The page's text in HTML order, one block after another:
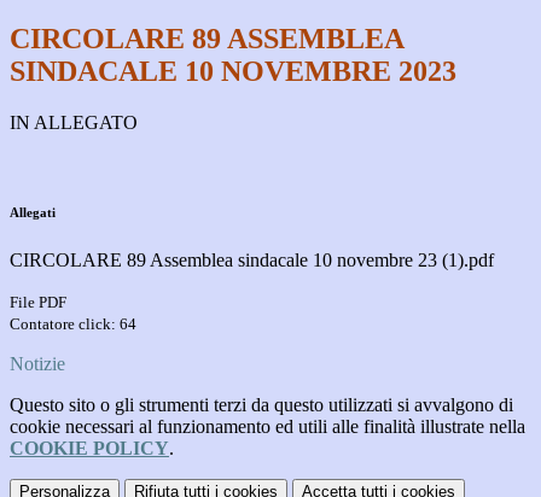
CIRCOLARE 89 ASSEMBLEA
SINDACALE 10 NOVEMBRE 2023
IN ALLEGATO
Allegati
CIRCOLARE 89 Assemblea sindacale 10 novembre 23 (1).pdf
File PDF
Contatore click: 64
Notizie
Questo sito o gli strumenti terzi da questo utilizzati si avvalgono di
cookie necessari al funzionamento ed utili alle finalità illustrate nella
COOKIE POLICY.
Personalizza Rifiuta tutti i cookies Accetta tutti i cookies